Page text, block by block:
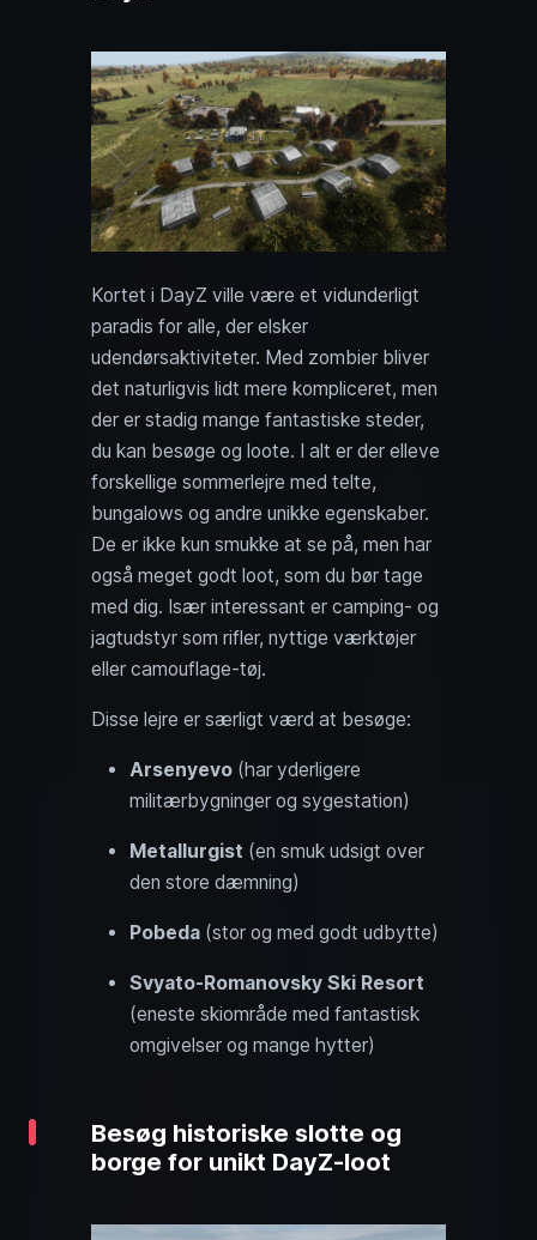
Kortet i DayZ ville være et vidunderligt
paradis for alle, der elsker
udendørsaktiviteter. Med zombier bliver
det naturligvis lidt mere kompliceret, men
der er stadig mange fantastiske steder,
du kan besøge og loote. I alt er der elleve
forskellige sommerlejre med telte,
bungalows og andre unikke egenskaber.
De er ikke kun smukke at se på, men har
også meget godt loot, som du bør tage
med dig. Især interessant er camping- og
jagtudstyr som rifler, nyttige værktøjer
eller camouflage-tøj.
Disse lejre er særligt værd at besøge:
Arsenyevo (har yderligere
militærbygninger og sygestation)
Metallurgist (en smuk udsigt over
den store dæmning)
Pobeda (stor og med godt udbytte)
Svyato-Romanovsky Ski Resort
(eneste skiområde med fantastisk
omgivelser og mange hytter)
Besøg historiske slotte og
borge for unikt DayZ-loot